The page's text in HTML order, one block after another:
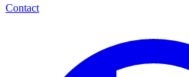
Contact